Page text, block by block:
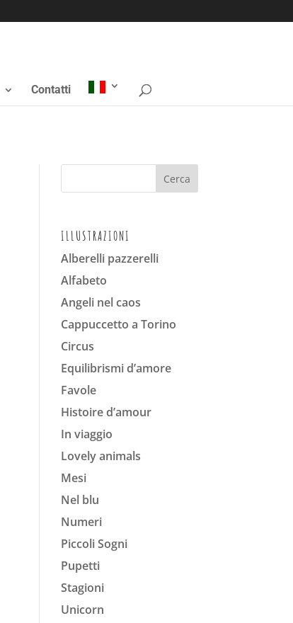
Contatti
ILLUSTRAZIONI
Alberelli pazzerelli
Alfabeto
Angeli nel caos
Cappuccetto a Torino
Circus
Equilibrismi d’amore
Favole
Histoire d’amour
In viaggio
Lovely animals
Mesi
Nel blu
Numeri
Piccoli Sogni
Pupetti
Stagioni
Unicorn